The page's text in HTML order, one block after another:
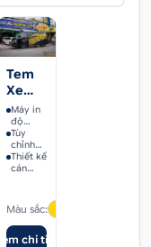
Tem
Xe
Toyota
Hiace
-
TYI001
Máy in
độ
phân
giải
cao
cho
Tùy
chỉnh
màu
sắc, chi
theo
yêu cầu
Thiết kế
cán
nhám
tùy
theo sở
thích
Màu sắc:
Xem chi tiết